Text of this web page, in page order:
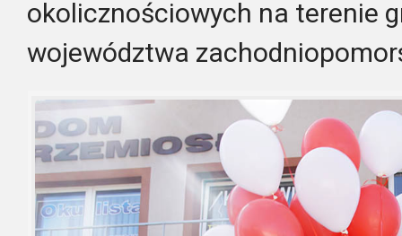
okolicznościowych na terenie
województwa